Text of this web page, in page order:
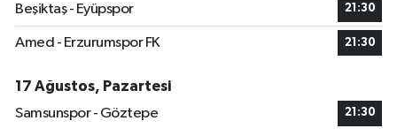
Beşiktaş - Eyüpspor 21:30
Amed - Erzurumspor FK 21:30
17 Ağustos, Pazartesi
Samsunspor - Göztepe
21:30